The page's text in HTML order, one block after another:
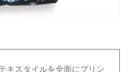
キスタイルを全面にプリン